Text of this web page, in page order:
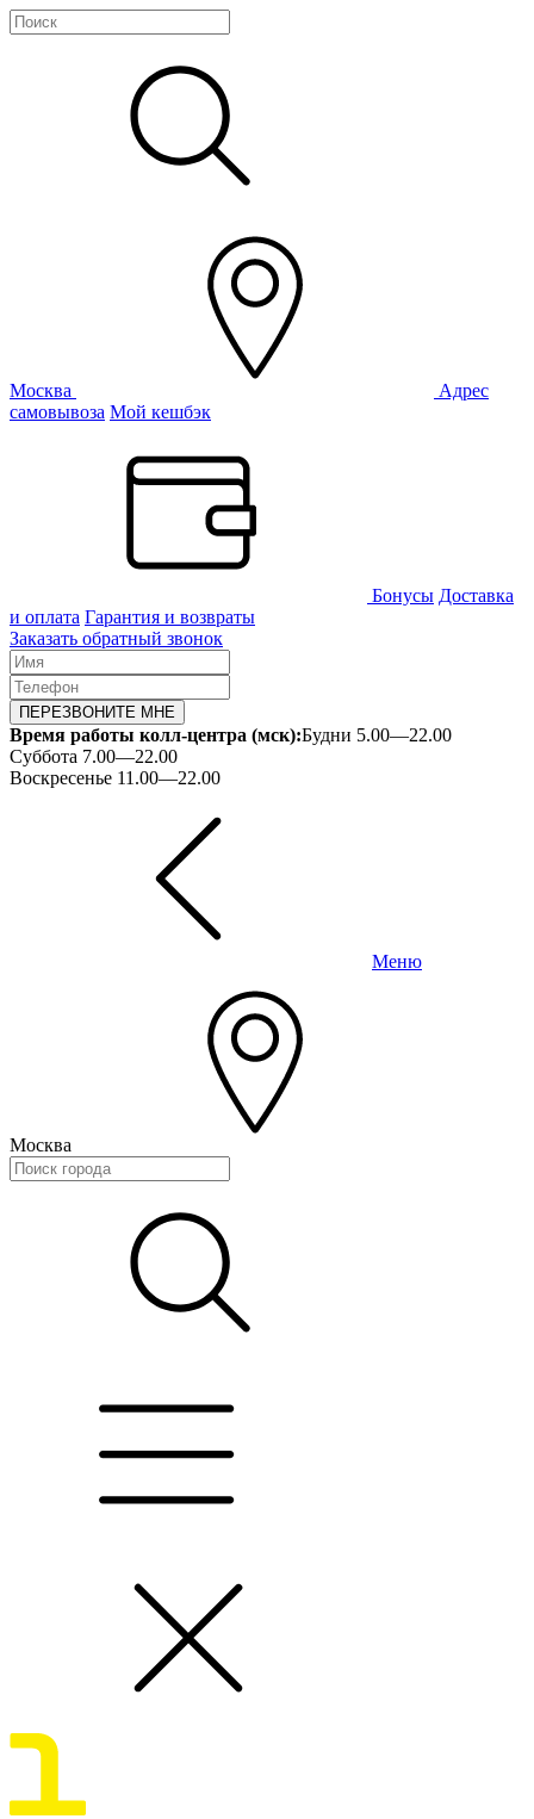
Москва
Адрес
самовывоза Мой кешбэк
Бонусы Доставка
и оплата Гарантия и возвраты
Заказать обратный звонок
ПЕРЕЗВОНИТЕ МНЕ
Время работы колл-центра (мск):Будни 5.00—22.00
Суббота 7.00—22.00
Воскресенье 11.00—22.00
Меню
Москва